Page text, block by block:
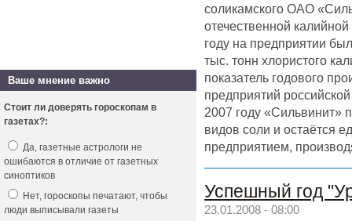
соликамского ОАО
отечественной
году на предприятии
тыс. тонн хлористого
показатель годового
предприятий
2007 году «Сильвинит»
видов соли и остаётся
предприятием,
Успешный год
23.01.2008 - 08:00
Ваше мнение важно
Стоит ли доверять гороскопам в
газетах?:
Да, газетные астрологи не
ошибаются в отличие от газетных
синоптиков
Нет, гороскопы печатают, чтобы
люди выписывали газеты